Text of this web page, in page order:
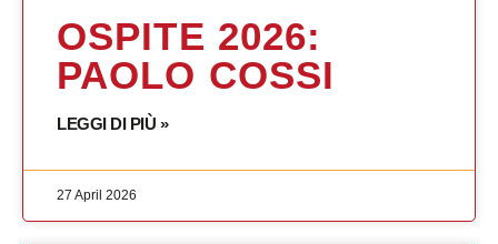
OSPITE 2026:
PAOLO COSSI
LEGGI DI PIÙ »
27 April 2026